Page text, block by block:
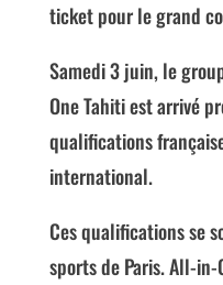
ticket pour le grand
Samedi 3 juin, le
One Tahiti est arrivé
qualifications
international.
Ces qualifications se
sports de Paris. All-